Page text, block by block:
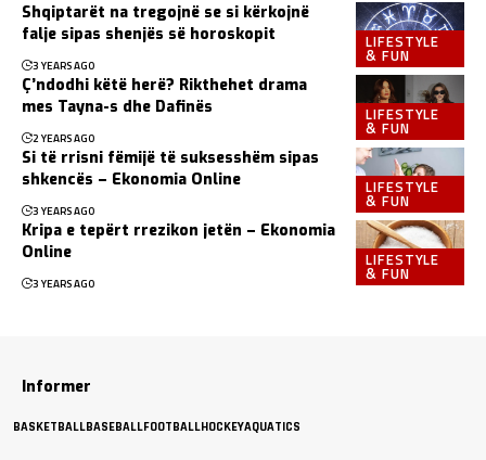
LIFESTYLE
& FUN
Shqiptarët na tregojnë se si kërkojnë
falje sipas shenjës së horoskopit
3 YEARS AGO
LIFESTYLE
& FUN
Ç’ndodhi këtë herë? Rikthehet drama
mes Tayna-s dhe Dafinës
2 YEARS AGO
LIFESTYLE
& FUN
Si të rrisni fëmijë të suksesshëm sipas
shkencës – Ekonomia Online
3 YEARS AGO
LIFESTYLE
& FUN
Kripa e tepërt rrezikon jetën – Ekonomia
Online
3 YEARS AGO
Informer
BASKETBALLBASEBALLFOOTBALLHOCKEYAQUATICS